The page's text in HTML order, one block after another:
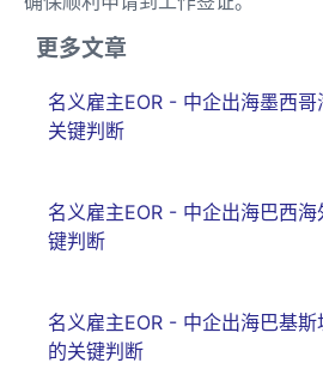
更多文章
名义雇主EOR - 中企出海墨西
关键判断
名义雇主EOR - 中企出海巴西
键判断
名义雇主EOR - 中企出海巴基
的关键判断